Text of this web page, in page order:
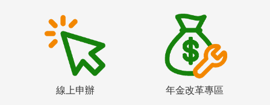
線上申辦 年金改革專區